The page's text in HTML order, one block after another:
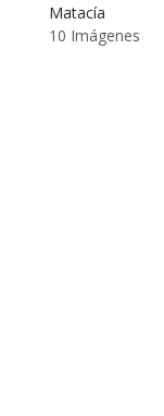
Matacía
10 Imágenes